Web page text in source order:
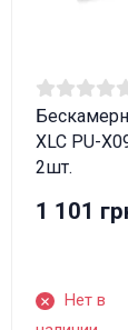
XLC PU-
2шт.
1 101
Нет в